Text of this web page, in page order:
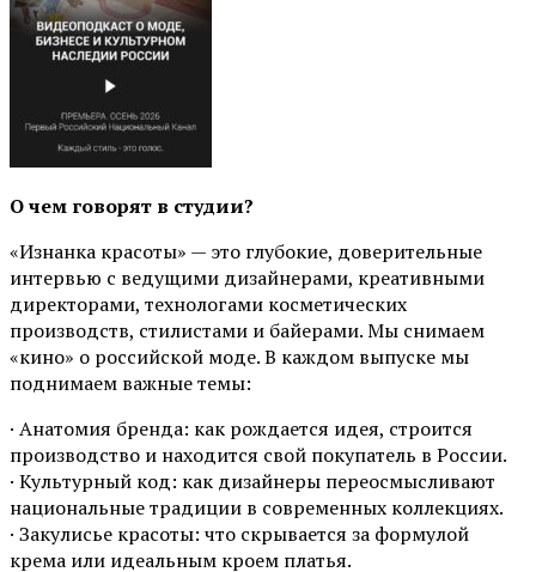
О чем говорят в студии?
«Изнанка красоты» — это глубокие, доверительные
интервью с ведущими дизайнерами, креативными
директорами, технологами косметических
производств, стилистами и байерами. Мы снимаем
«кино» о российской моде. В каждом выпуске мы
поднимаем важные темы:
· Анатомия бренда: как рождается идея, строится
производство и находится свой покупатель в России.
· Культурный код: как дизайнеры переосмысливают
национальные традиции в современных коллекциях.
· Закулисье красоты: что скрывается за формулой
крема или идеальным кроем платья.